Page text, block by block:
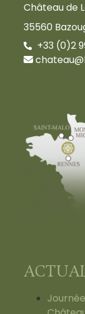
Château de
35560
+33 (0)2